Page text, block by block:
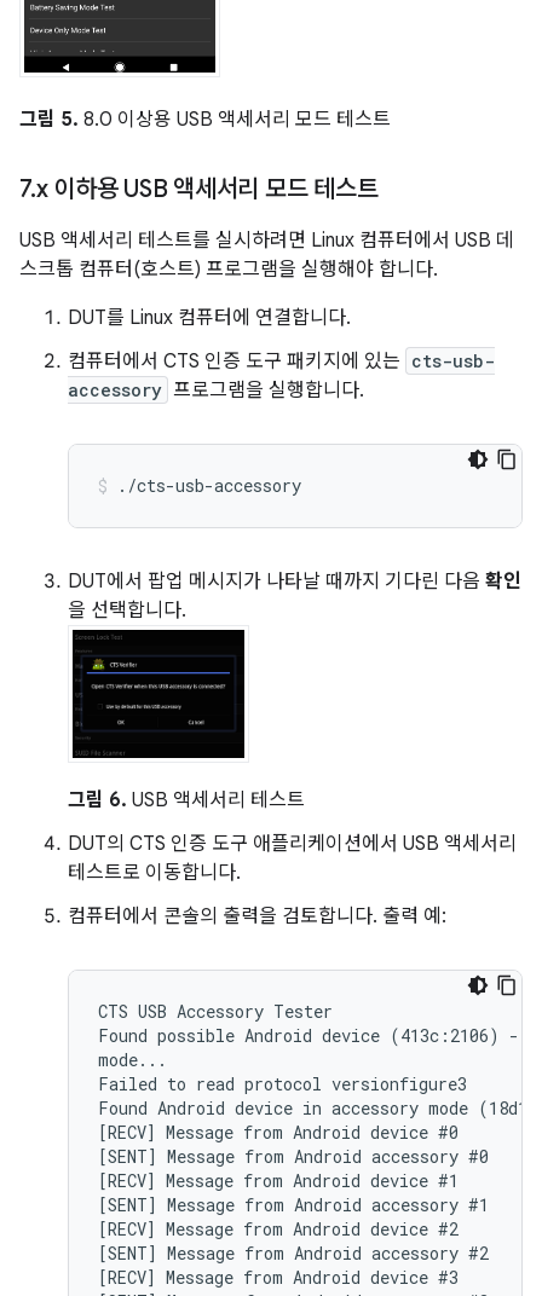
그림 5. 8.0 이상용 USB 액세서리 모드 테스트
7.x 이하용 USB 액세서리 모드 테스트
USB 액세서리 테스트를 실시하려면 Linux 컴퓨터에서 USB 데
스크톱 컴퓨터(호스트) 프로그램을 실행해야 합니다.
DUT를 Linux 컴퓨터에 연결합니다.
컴퓨터에서 CTS 인증 도구 패키지에 있는 cts-usb-
accessory 프로그램을 실행합니다.
./cts-usb-accessory
DUT에서 팝업 메시지가 나타날 때까지 기다린 다음 확인
을 선택합니다.
그림 6. USB 액세서리 테스트
DUT의 CTS 인증 도구 애플리케이션에서 USB 액세서리
테스트로 이동합니다.
컴퓨터에서 콘솔의 출력을 검토합니다. 출력 예:
CTS USB Accessory Tester
Found possible Android device (413c:2106) -
mode...
Failed to read protocol versionfigure3
Found Android device in accessory mode
[RECV] Message from Android device #0
[SENT] Message from Android accessory #0
[RECV] Message from Android device #1
[SENT] Message from Android accessory #1
[RECV] Message from Android device #2
[SENT] Message from Android accessory #2
[RECV] Message from Android device #3